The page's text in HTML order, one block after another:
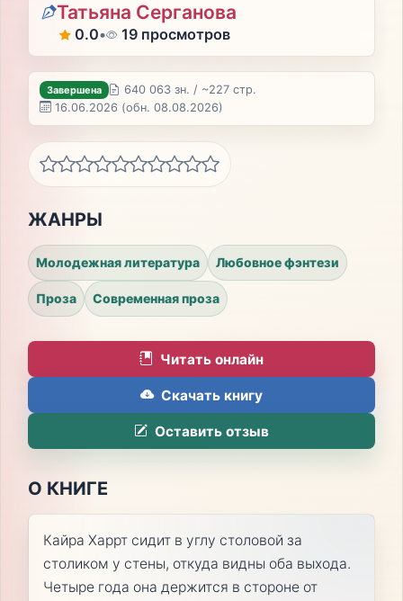
Татьяна Серганова
0.0• 19 просмотров
Завершена
640 063 зн. / ~227 стр.
16.06.2026 (обн. 08.08.2026)
ЖАНРЫ
Молодежная литература Любовное фэнтези
Проза Современная проза
Читать онлайн
Скачать книгу
Оставить отзыв
О КНИГЕ
Кайра Харрт сидит в углу столовой за
столиком у стены, откуда видны оба выхода.
Четыре года она держится в стороне от